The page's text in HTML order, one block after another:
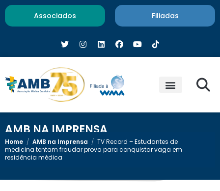
Associados Filiadas
AMB NA IMPRENSA
Home / AMB na Imprensa / TV Record – Estudantes de
medicina tentam fraudar prova para conquistar vaga em
residência médica